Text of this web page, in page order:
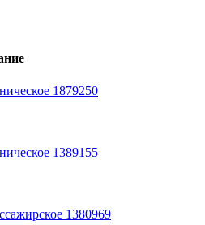
1879250
1389155
1380969